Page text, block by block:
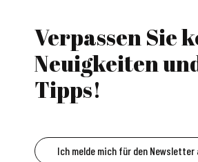
Verpassen Sie
Neuigkeiten
Tipps!
Ich melde mich für den Newsletter